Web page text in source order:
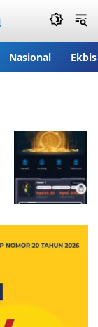
Nasional Ekbis